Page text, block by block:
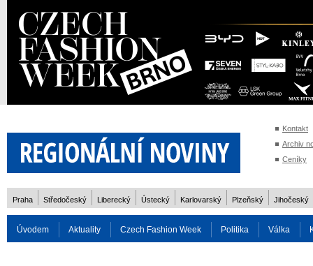
Kontakt
Archiv
Ceníky
Praha Středočeský Liberecký Ústecký Karlovarský Plzeňský Jihočeský
Úvodem Aktuality Czech Fashion Week Politika Válka